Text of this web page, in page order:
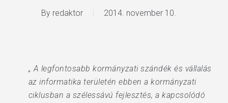
By redaktor 2014. november 10.
„ A legfontosabb kormányzati szándék és vállalás
az informatika területén ebben a kormányzati
ciklusban a szélessávú fejlesztés, a kapcsolódó